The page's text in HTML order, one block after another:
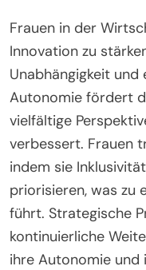
Frauen in der
Innovation zu
Unabhängigkeit und
Autonomie fördert
vielfältige
verbessert. Frauen
indem sie
priorisieren, was zu
führt. Strategische
kontinuierliche
ihre Autonomie und